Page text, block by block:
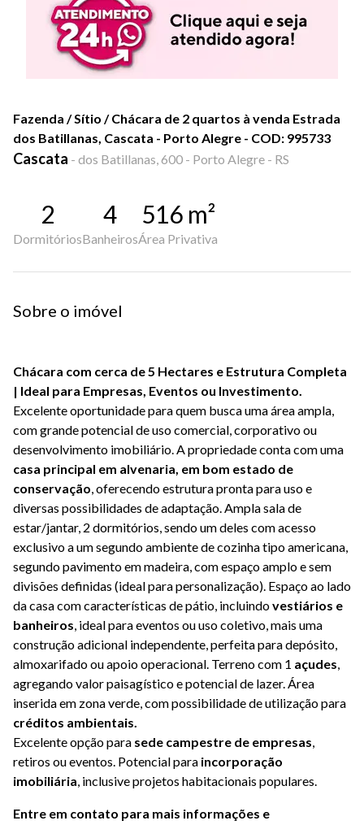
Fazenda / Sítio / Chácara de 2 quartos à venda Estrada
dos Batillanas, Cascata - Porto Alegre - COD: 995733
Cascata - dos Batillanas, 600 - Porto Alegre - RS
2
Dormitórios
4
Banheiros
516 m²
Área Privativa
Sobre o imóvel
Chácara com cerca de 5 Hectares e Estrutura Completa
| Ideal para Empresas, Eventos ou Investimento.
Excelente oportunidade para quem busca uma área ampla,
com grande potencial de uso comercial, corporativo ou
desenvolvimento imobiliário. A propriedade conta com uma
casa principal em alvenaria, em bom estado de
conservação, oferecendo estrutura pronta para uso e
diversas possibilidades de adaptação. Ampla sala de
estar/jantar, 2 dormitórios, sendo um deles com acesso
exclusivo a um segundo ambiente de cozinha tipo americana,
segundo pavimento em madeira, com espaço amplo e sem
divisões definidas (ideal para personalização). Espaço ao lado
da casa com características de pátio, incluindovestiários e
banheiros, ideal para eventos ou uso coletivo, mais uma
construção adicional independente, perfeita para depósito,
almoxarifado ou apoio operacional. Terreno com 1 açudes,
agregando valor paisagístico e potencial de lazer. Área
inserida em zona verde, com possibilidade de utilização para
créditos ambientais.
Excelente opção para sede campestre de empresas,
retiros ou eventos. Potencial para incorporação
imobiliária, inclusive projetos habitacionais populares.
Entre em contato para mais informações e